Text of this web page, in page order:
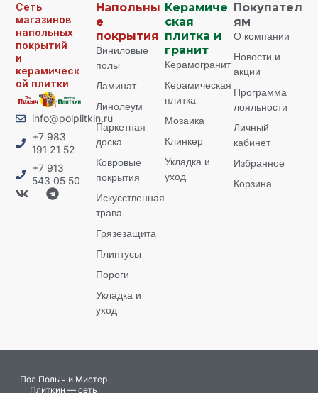
Сеть
магазинов
напольных
покрытий
и
керамическ
ой плитки
info@polplitkin.ru
+7 983
191 21 52
+7 913
543 05 50
Напольны
е
покрытия
Виниловые
полы
Ламинат
Линолеум
Паркетная
доска
Ковровые
покрытия
Искусственная
трава
Грязезащита
Плинтусы
Пороги
Укладка и
уход
Керамиче
ская
плитка и
гранит
Керамогранит
Керамическая
плитка
Мозаика
Клинкер
Укладка и
уход
Покупател
ям
О компании
Новости и
акции
Программа
лояльности
Личный
кабинет
Избранное
Корзина
Пол Полыч и Мистер
Плиткин — сеть